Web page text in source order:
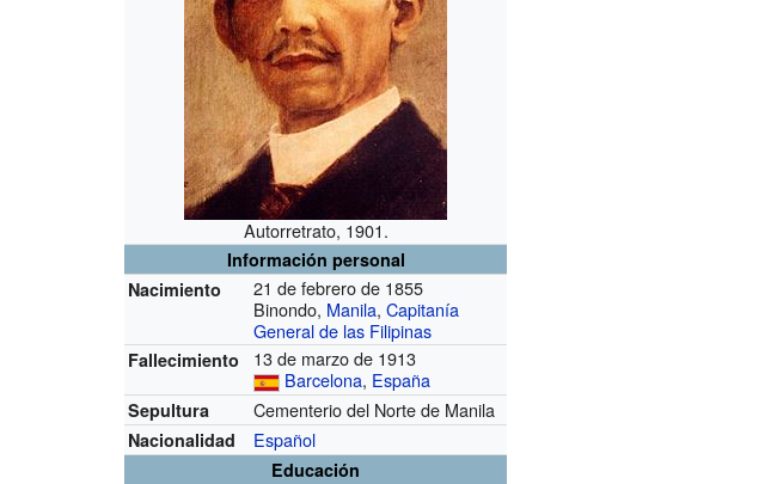
Autorretrato, 1901.
Información personal
Nacimiento
21 de febrero de 1855
Binondo, Manila,Capitanía
General de las Filipinas
Fallecimiento
13 de marzo de 1913
Barcelona, España
Sepultura Cementerio del Norte de Manila
Nacionalidad Español
Educación